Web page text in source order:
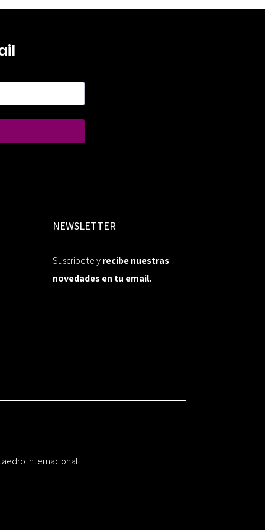
NEWSLETTER
Suscríbete yrecibe nuestras
novedades en tu email.
internacional